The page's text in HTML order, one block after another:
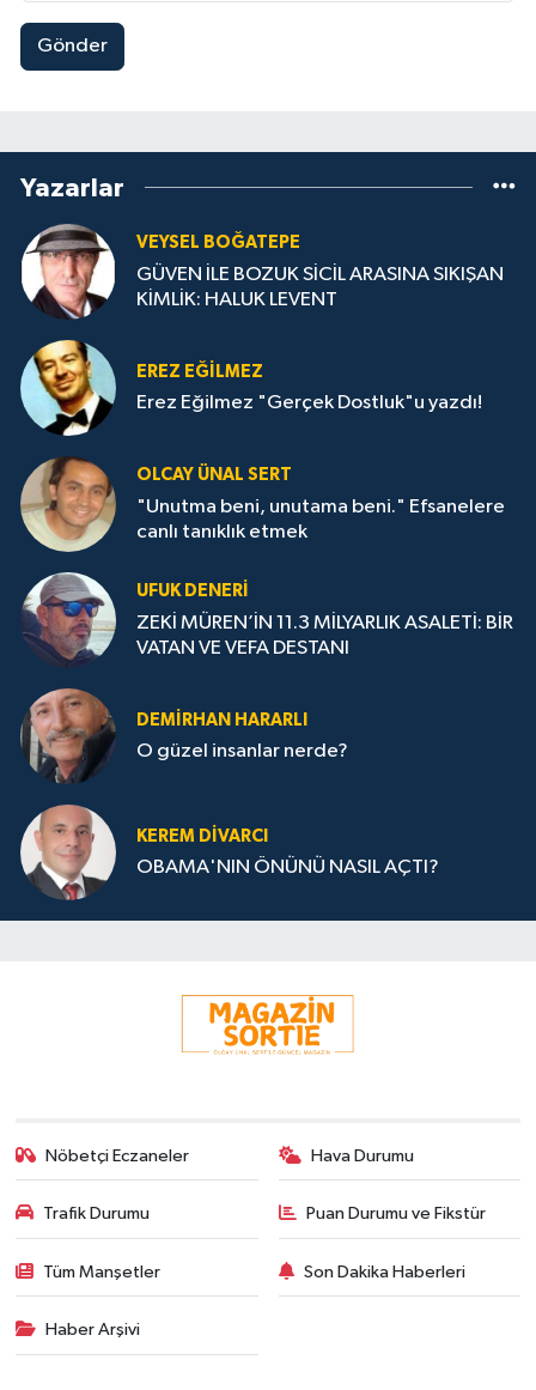
Gönder
Yazarlar
VEYSEL BOĞATEPE
GÜVEN İLE BOZUK SİCİL ARASINA SIKIŞAN
KİMLİK: HALUK LEVENT
EREZ EĞİLMEZ
Erez Eğilmez "Gerçek Dostluk"u yazdı!
OLCAY ÜNAL SERT
"Unutma beni, unutama beni." Efsanelere
canlı tanıklık etmek
UFUK DENERİ
ZEKİ MÜREN’İN 11.3 MİLYARLIK ASALETİ: BİR
VATAN VE VEFA DESTANI
DEMİRHAN HARARLI
O güzel insanlar nerde?
KEREM DİVARCI
OBAMA'NIN ÖNÜNÜ NASIL AÇTI?
Nöbetçi Eczaneler Hava Durumu
Trafik Durumu Puan Durumu ve Fikstür
Tüm Manşetler Son Dakika Haberleri
Haber Arşivi